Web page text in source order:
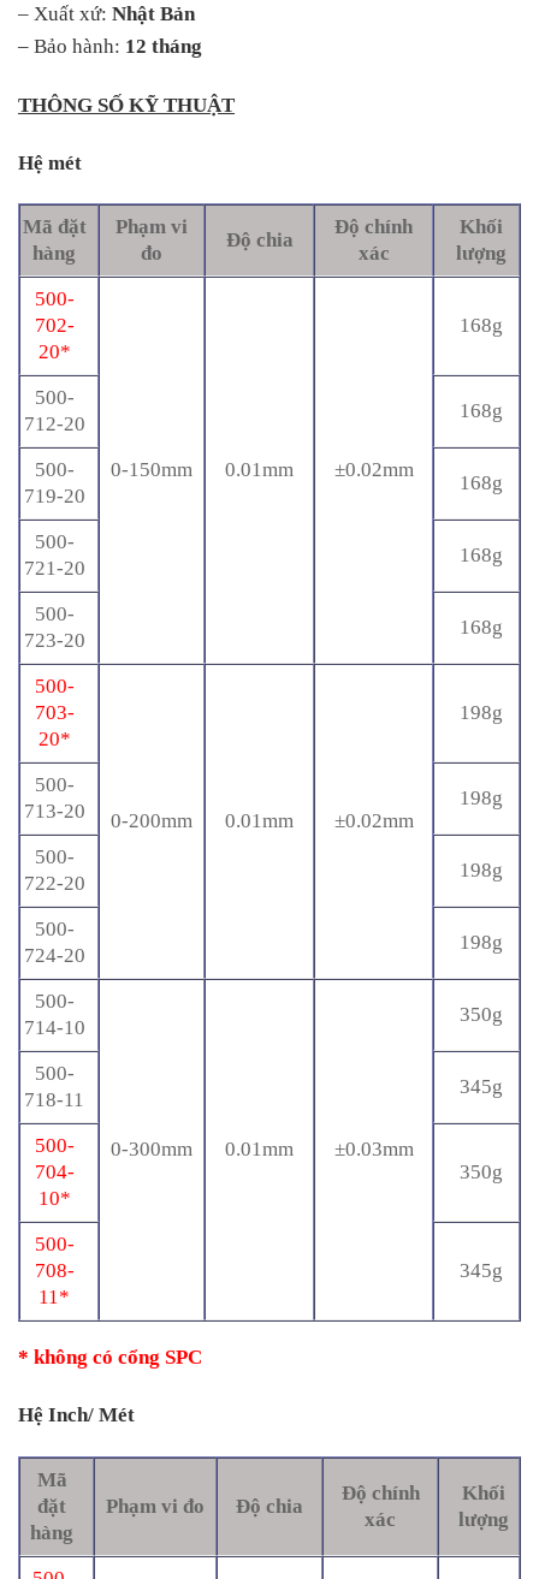
– Xuất xứ: Nhật Bản
– Bảo hành: 12 tháng
THÔNG SỐ KỸ THUẬT
Hệ mét
Mã đặt
hàng
Phạm vi
đo
Độ chia
Độ chính
xác
Khối
lượng
500-
702-
20*
0-150mm 0.01mm ±0.02mm
168g
500-
712-20
168g
500-
719-20
168g
500-
721-20
168g
500-
723-20
168g
500-
703-
20*
0-200mm 0.01mm ±0.02mm
198g
500-
713-20
198g
500-
722-20
198g
500-
724-20
198g
500-
714-10
0-300mm 0.01mm ±0.03mm
350g
500-
718-11
345g
500-
704-
10*
350g
500-
708-
11*
345g
* không có cổng SPC
Hệ Inch/ Mét
Mã
đặt
hàng
Phạm vi đo Độ chia
Độ chính
xác
Khối
lượng